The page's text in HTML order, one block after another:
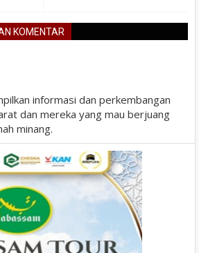
KOMENTAR
informasi dan perkembangan
dan mereka yang mau berjuang
minang.